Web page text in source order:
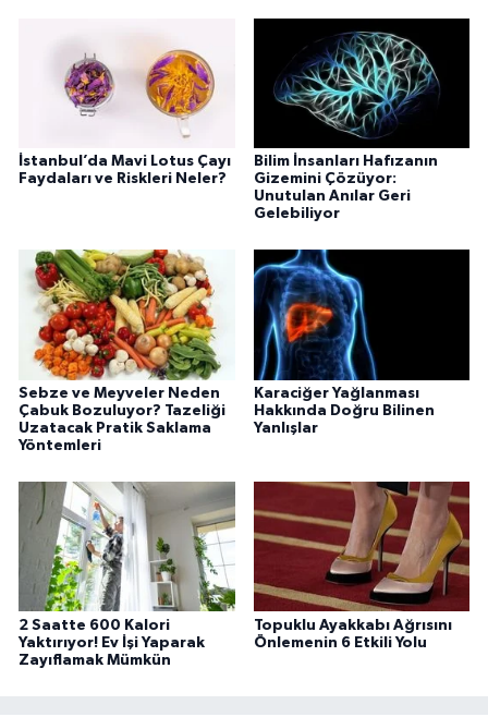
İstanbul’da Mavi Lotus Çayı
Faydaları ve Riskleri Neler?
Bilim İnsanları Hafızanın
Gizemini Çözüyor:
Unutulan Anılar Geri
Gelebiliyor
Sebze ve Meyveler Neden
Çabuk Bozuluyor? Tazeliği
Uzatacak Pratik Saklama
Yöntemleri
Karaciğer Yağlanması
Hakkında Doğru Bilinen
Yanlışlar
2 Saatte 600 Kalori
Yaktırıyor! Ev İşi Yaparak
Zayıflamak Mümkün
Topuklu Ayakkabı Ağrısını
Önlemenin 6 Etkili Yolu